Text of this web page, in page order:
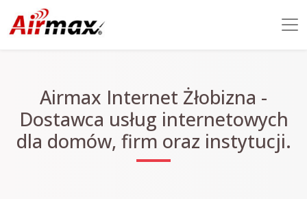
Airmax Internet Żłobizna -
Dostawca usług internetowych
dla domów, firm oraz instytucji.